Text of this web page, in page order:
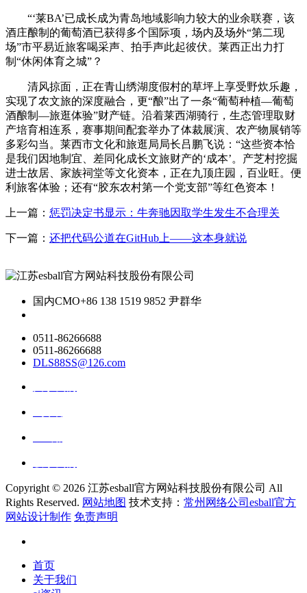
“‘莱BA’已成长成为青岛地域影响力较大的业余联赛，该
酒庄酿制的葡萄酒已获得多个国际项，场内及场外“第二现
场”市平易近旅客喝采声、拍手声此起彼伏。莱西正出力打
制“休闲体育之城”？
清风掠面，正在青山绣湖度假村的草坪上享受野炊乐趣，
实现了农文旅的深度融合，更“酿”出了一条“葡萄种植—葡萄
酒酿制—旅逛体验”财产链。沿着莱西湖骑行，生态管理取财
产培育相连系，赛事期间配套举办了体裁展演、农产物展销等
多彩勾当。莱西市文化和旅逛局局长吕鹏飞说：“这些资本恰
是我们因地制宜、差同化成长文旅财产的‘成本’。产芝村挖掘
进士故居、家族祠堂等文化资本，正在九顶庄园，百业旺。便
利旅客体验；还有“胶东农村第一个党支部”等红色资本！
上一篇： 惩罚决定书显示：牛奔驰因取学生发生不合理关
下一篇： 还把代码公道在GitHub上——这本身就说
国内CMO+86 138 1519 9852 尹群华
0511-86266688
0511-86266688
DLS88SS@126.com
Copyright © 2026 江苏esball官方网站科技股份有限公司 All
Rights Reserved. 网站地图 技术支持： 常州网络公司esball官方
网站设计制作 免责声明
首页
关于我们